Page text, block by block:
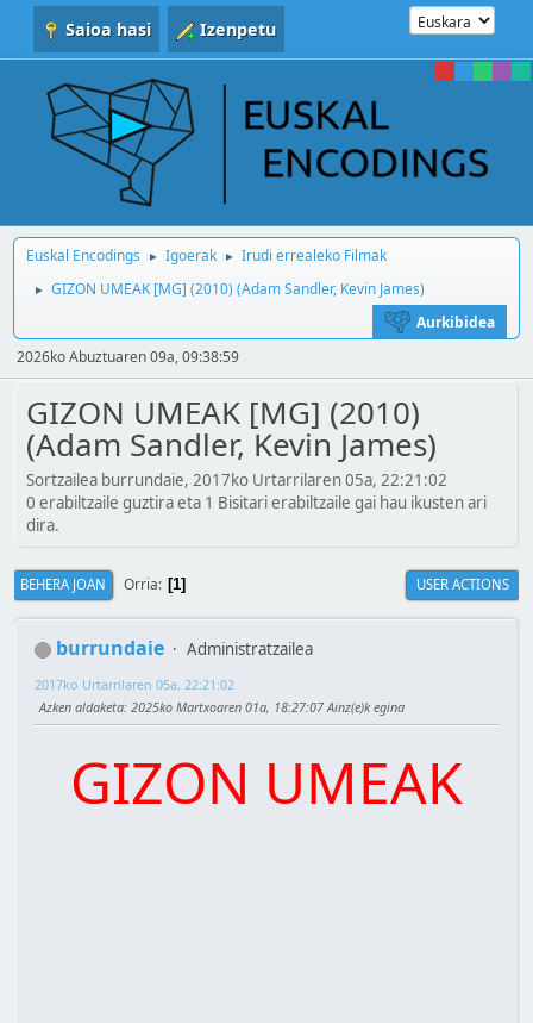
Saioa hasi Izenpetu
Euskal Encodings ► Igoerak ► Irudi errealeko Filmak
►
GIZON UMEAK [MG] (2010) (Adam Sandler, Kevin James)
Aurkibidea
2026ko Abuztuaren 09a, 09:38:59
GIZON UMEAK [MG] (2010)
(Adam Sandler, Kevin James)
Sortzailea burrundaie, 2017ko Urtarrilaren 05a, 22:21:02
0 erabiltzaile guztira eta 1 Bisitari erabiltzaile gai hau ikusten ari
dira.
BEHERA JOAN Orria 1 USER ACTIONS
burrundaie Administratzailea
2017ko Urtarrilaren 05a, 22:21:02
Azken aldaketa: 2025ko Martxoaren 01a, 18:27:07 Ainz(e)k egina
GIZON UMEAK